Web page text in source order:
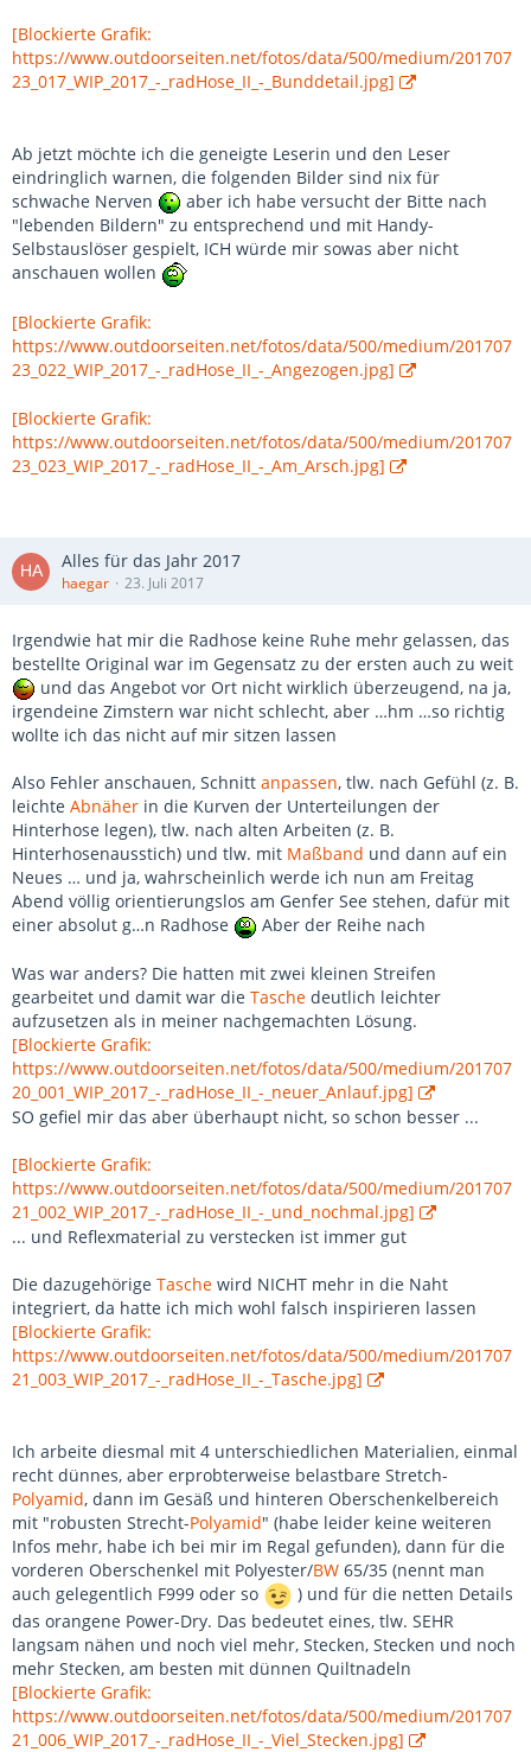
[Blockierte Grafik:
https://www.outdoorseiten.net/fotos/data/500/medium/201707
23_017_WIP_2017_-_radHose_II_-_Bunddetail.jpg]
Ab jetzt möchte ich die geneigte Leserin und den Leser
eindringlich warnen, die folgenden Bilder sind nix für
schwache Nerven
aber ich habe versucht der Bitte nach
"lebenden Bildern" zu entsprechend und mit Handy-
Selbstauslöser gespielt, ICH würde mir sowas aber nicht
anschauen wollen
[Blockierte Grafik:
https://www.outdoorseiten.net/fotos/data/500/medium/201707
23_022_WIP_2017_-_radHose_II_-_Angezogen.jpg]
[Blockierte Grafik:
https://www.outdoorseiten.net/fotos/data/500/medium/201707
23_023_WIP_2017_-_radHose_II_-_Am_Arsch.jpg]
Alles für das Jahr 2017
haegar 23. Juli 2017
Irgendwie hat mir die Radhose keine Ruhe mehr gelassen, das
bestellte Original war im Gegensatz zu der ersten auch zu weit
und das Angebot vor Ort nicht wirklich überzeugend, na ja,
irgendeine Zimstern war nicht schlecht, aber …hm …so richtig
wollte ich das nicht auf mir sitzen lassen
Also Fehler anschauen, Schnitt anpassen, tlw. nach Gefühl (z. B.
leichte Abnäher in die Kurven der Unterteilungen der
Hinterhose legen), tlw. nach alten Arbeiten (z. B.
Hinterhosenausstich) und tlw. mit Maßband und dann auf ein
Neues … und ja, wahrscheinlich werde ich nun am Freitag
Abend völlig orientierungslos am Genfer See stehen, dafür mit
einer absolut g…n Radhose
Aber der Reihe nach
Was war anders? Die hatten mit zwei kleinen Streifen
gearbeitet und damit war die Tasche deutlich leichter
aufzusetzen als in meiner nachgemachten Lösung.
[Blockierte Grafik:
https://www.outdoorseiten.net/fotos/data/500/medium/201707
20_001_WIP_2017_-_radHose_II_-_neuer_Anlauf.jpg]
SO gefiel mir das aber überhaupt nicht, so schon besser ...
[Blockierte Grafik:
https://www.outdoorseiten.net/fotos/data/500/medium/201707
21_002_WIP_2017_-_radHose_II_-_und_nochmal.jpg]
... und Reflexmaterial zu verstecken ist immer gut
Die dazugehörige Tasche wird NICHT mehr in die Naht
integriert, da hatte ich mich wohl falsch inspirieren lassen
[Blockierte Grafik:
https://www.outdoorseiten.net/fotos/data/500/medium/201707
21_003_WIP_2017_-_radHose_II_-_Tasche.jpg]
Ich arbeite diesmal mit 4 unterschiedlichen Materialien, einmal
recht dünnes, aber erprobterweise belastbare Stretch-
Polyamid, dann im Gesäß und hinteren Oberschenkelbereich
mit "robusten Strecht-Polyamid" (habe leider keine weiteren
Infos mehr, habe ich bei mir im Regal gefunden), dann für die
vorderen Oberschenkel mit Polyester/BW 65/35 (nennt man
auch gelegentlich F999 oder so
) und für die netten Details
das orangene Power-Dry. Das bedeutet eines, tlw. SEHR
langsam nähen und noch viel mehr, Stecken, Stecken und noch
mehr Stecken, am besten mit dünnen Quiltnadeln
[Blockierte Grafik:
https://www.outdoorseiten.net/fotos/data/500/medium/201707
21_006_WIP_2017_-_radHose_II_-_Viel_Stecken.jpg]